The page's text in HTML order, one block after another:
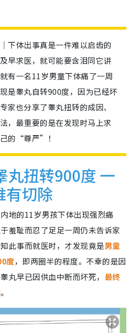
下体出事真是一件难以启齿的
早求医，就可能要含泪同它讲
有一名11岁男童下体痛了一周
是睾丸自转900度，因为已经坏
家也分享了睾丸扭转的成因、
，最重要的是在发现时马上求
的“尊严”！
丸扭转900度 一
有切除
地的11岁男孩下体出现强烈痛
羞耻而忍了足足一周仍未告诉家
此事而就医时，才发现竟是男童
度，即两圈半的程度。不幸的是因
丸早已因供血中断而坏死， 最终
。